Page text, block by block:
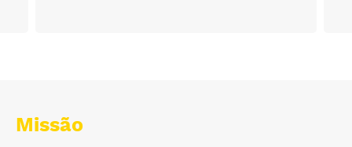
Missão